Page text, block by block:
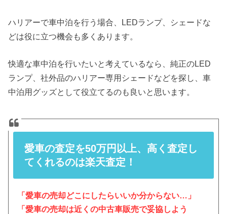
ハリアーで車中泊を行う場合、LEDランプ、シェードな
どは役に立つ機会も多くあります。
快適な車中泊を行いたいと考えているなら、純正のLED
ランプ、社外品のハリアー専用シェードなどを探し、車
中泊用グッズとして役立てるのも良いと思います。
愛車の査定を50万円以上、高く査定し
てくれるのは楽天査定！
「愛車の売却どこにしたらいいか分からない…」
「愛車の売却は近くの中古車販売で妥協しよう